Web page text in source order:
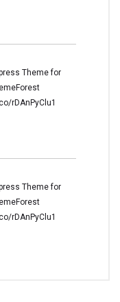
Theme for
rDAnPyClu1
Theme for
rDAnPyClu1